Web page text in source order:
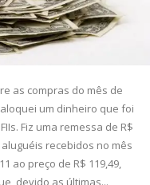
as compras do mês de
um dinheiro que foi
Fiz uma remessa de R$
recebidos no mês
ao preço de R$ 119,49,